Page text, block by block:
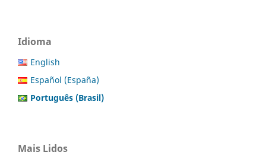
Idioma
English
Español (España)
Português (Brasil)
Mais Lidos